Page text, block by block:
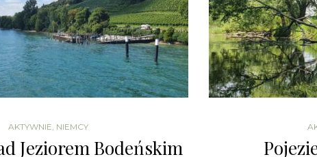
AKTYWNIE NIEMCY
Jeziorem Bodeńskim